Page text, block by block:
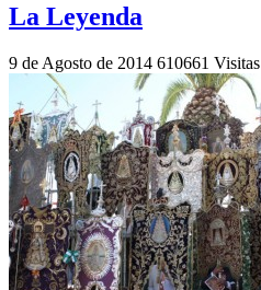
La Leyenda
9 de Agosto de 2014 610661 Visitas